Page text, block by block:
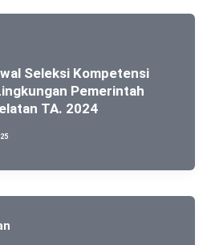
Seleksi Kompetensi
Pemerintah
TA. 2024